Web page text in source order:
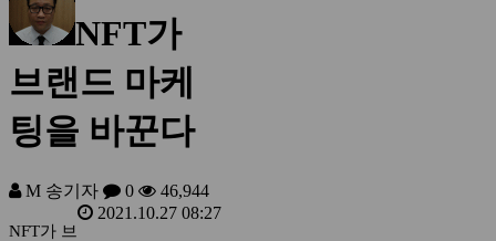
NFT가
브랜드 마케
팅을 바꾼다
M 송기자 0
46,944
2021.10.27 08:27
NFT가 브